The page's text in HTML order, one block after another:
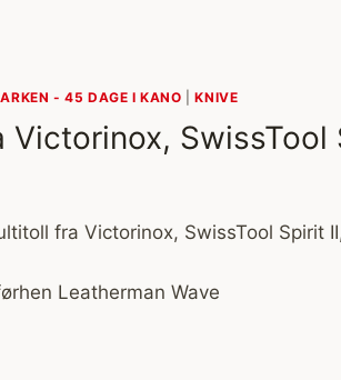
- 45 DAGE I KANO |KNIVE
SwissTool
fra Victorinox, SwissTool Spirit
Leatherman Wave